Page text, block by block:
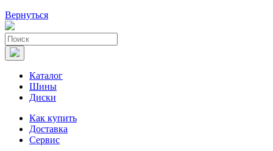
Вернуться
Каталог
Шины
Диски
Как купить
Доставка
Сервис